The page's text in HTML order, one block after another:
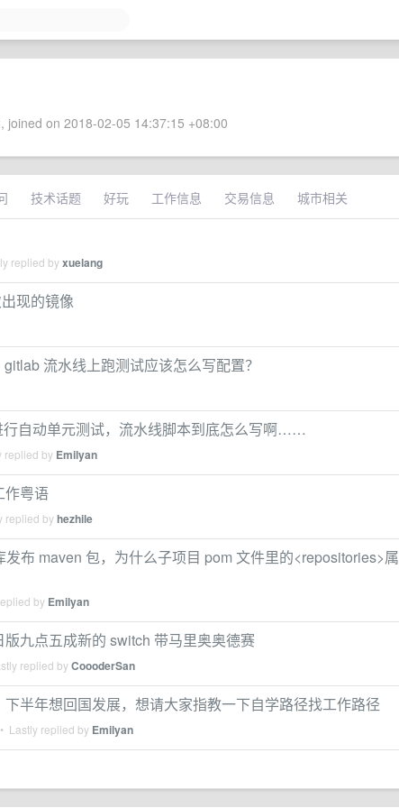
joined on 2018-02-05 14:37:15 +08:00
技术话题 好玩 工作信息 交易信息 城市相关
replied byxuelang
现的镜像
流水线上跑测试应该怎么写配置？
行自动单元测试，流水线脚本到底怎么写啊……
replied by Emilyan
作粤语
replied byhezhile
布 maven 包，为什么子项目 pom 文件里的<repositories>属
by Emilyan
九点五成新的 switch 带马里奥奥德赛
replied byCoooderSan
半年想回国发展，想请大家指教一下自学路径找工作路径
• Lastly replied by Emilyan